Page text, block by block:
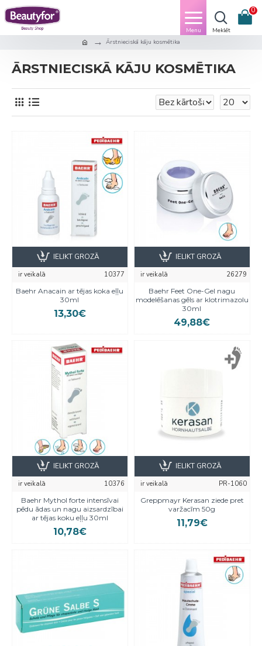
0
Ārstnieciskā kāju kosmētika
ĀRSTNIECISKĀ KĀJU KOSMĒTIKA
ir veikalā
10377
Baehr Anacain ar tējas koka eļļu
30ml
13,30€
IELIKT GROZĀ
ir veikalā
26279
Baehr Feet One-Gel nagu
modelēšanas gēls ar klotrimazolu
30ml
49,88€
IELIKT GROZĀ
ir veikalā
10376
Baehr Mythol forte intensīvai
pēdu ādas un nagu aizsardzībai
ar tējas koku eļļu 30ml
10,78€
IELIKT GROZĀ
ir veikalā
PR-1060
Greppmayr Kerasan ziede pret
varžacīm 50g
11,79€
IELIKT GROZĀ